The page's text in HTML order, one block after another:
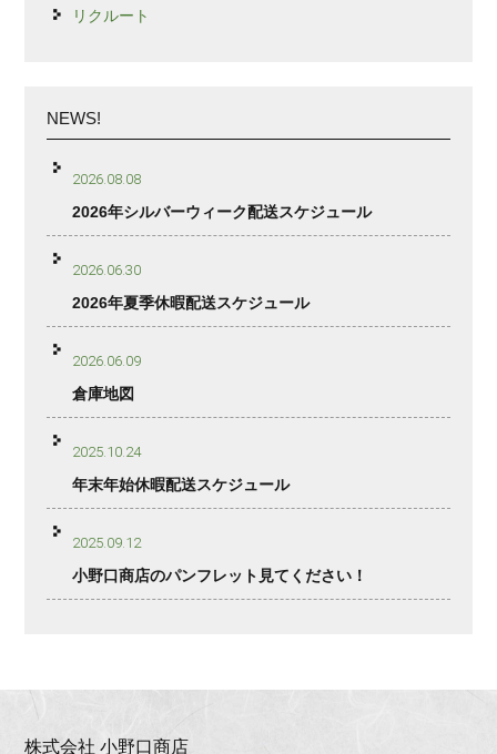
リクルート
NEWS!
2026.08.08
2026年シルバーウィーク配送スケジュール
2026.06.30
2026年夏季休暇配送スケジュール
2026.06.09
倉庫地図
2025.10.24
年末年始休暇配送スケジュール
2025.09.12
小野口商店のパンフレット見てください！
株式会社 小野口商店